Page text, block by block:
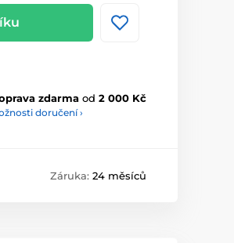
zdarma od 2 000 Kč
doručení ›
Záruka: 24 měsíců